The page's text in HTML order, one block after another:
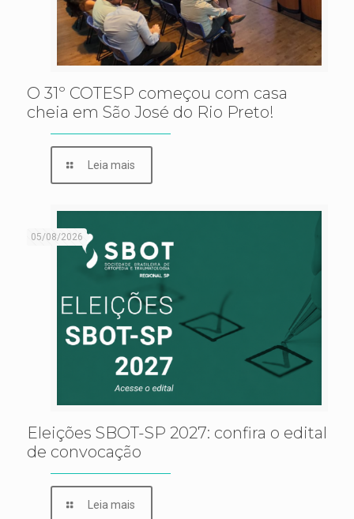
O 31º COTESP começou com casa
cheia em São José do Rio Preto!
Leia mais
05/08/2026
Eleições SBOT-SP 2027: confira o edital
de convocação
Leia mais